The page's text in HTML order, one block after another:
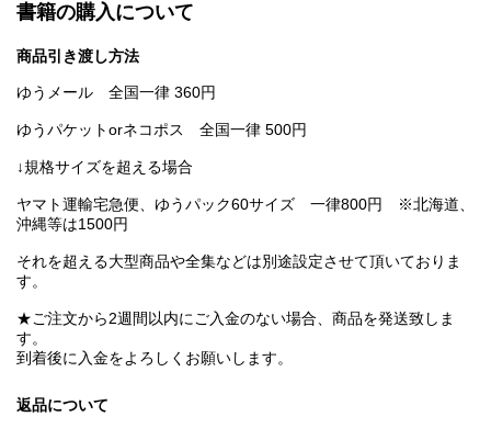
書籍の購入について
商品引き渡し方法
ゆうメール 全国一律 360円
ゆうパケットorネコポス 全国一律 500円
↓規格サイズを超える場合
ヤマト運輸宅急便、ゆうパック60サイズ 一律800円 ※北海道、
沖縄等は1500円
それを超える大型商品や全集などは別途設定させて頂いておりま
す。
★ご注文から2週間以内にご入金のない場合、商品を発送致しま
す。
到着後に入金をよろしくお願いします。
返品について